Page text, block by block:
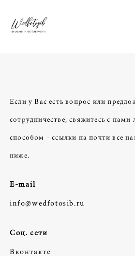
Если у Вас есть вопрос или
сотрудничестве, свяжитесь с
способом - ссылки на почти все
ниже.
E-mail
info@wedfotosib.ru
Соц. сети
Вконтакте